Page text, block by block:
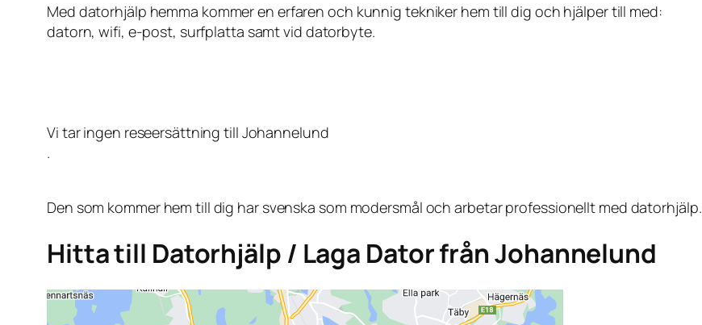
Med datorhjälp hemma kommer en erfaren och kunnig tekniker hem till dig och hjälper till med:
datorn, wifi, e-post, surfplatta samt vid datorbyte.
Vi tar ingen reseersättning till Johannelund
.
Den som kommer hem till dig har svenska som modersmål och arbetar professionellt med datorhjälp.
Hitta till Datorhjälp / Laga Dator från Johannelund